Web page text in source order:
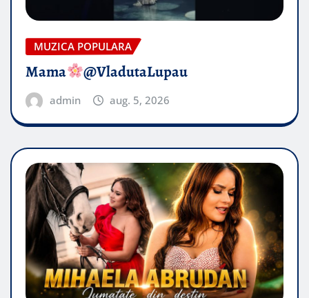
MUZICA POPULARA
Mama @VladutaLupau
admin aug. 5, 2026